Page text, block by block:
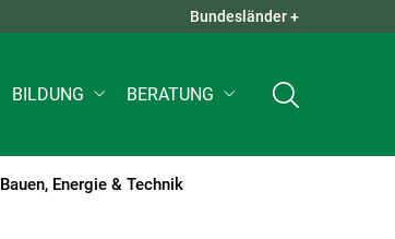
QUICK LINKS +
Bundesländer +
BILDUNG BERATUNG
Bauen, Energie & Technik